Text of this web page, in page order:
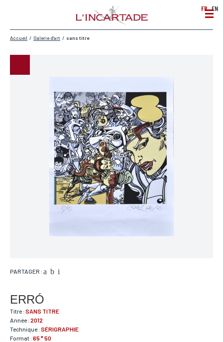
FR EN
Accueil / Galerie d'art / sans titre
PARTAGER :
ERRÓ
Titre : SANS TITRE
Année : 2012
Technique : SÉRIGRAPHIE
Format : 65 * 50